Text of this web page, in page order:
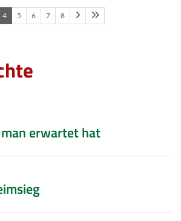
4 5 6 7 8
erwartet hat